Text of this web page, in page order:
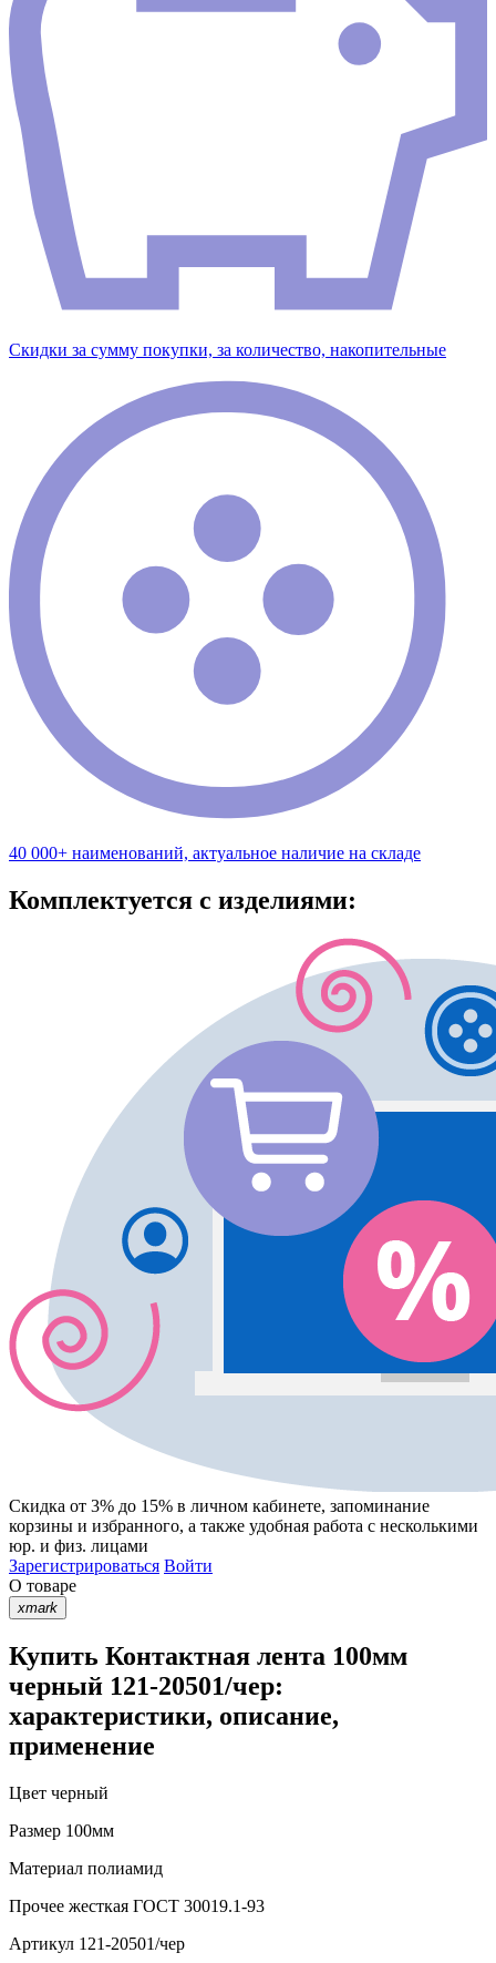
Скидки за сумму покупки, за количество, накопительные
40 000+ наименований, актуальное наличие на складе
Комплектуется с изделиями:
Скидка от 3% до 15% в личном кабинете, запоминание
корзины и избранного, а также удобная работа с несколькими
юр. и физ. лицами
Зарегистрироваться Войти
О товаре
xmark
Купить Контактная лента 100мм
черный 121-20501/чер:
характеристики, описание,
применение
Цвет черный
Размер 100мм
Материал полиамид
Прочее жесткая ГОСТ 30019.1-93
Артикул 121-20501/чер